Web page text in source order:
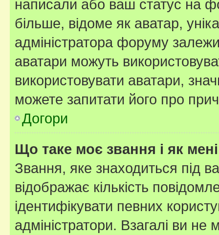
написали або ваш статус на
більше, відоме як аватар,
адміністратора форуму
аватари можуть
використовувати аватари,
можете запитати його про
Догори
Що таке моє звання і як
Звання, яке знаходиться під
відображає кількість
ідентифікувати певних
адміністратори. Взагалі ви